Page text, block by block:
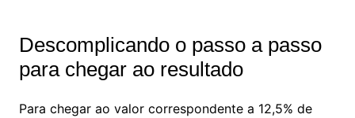
Descomplicando o passo a passo
para chegar ao resultado
Para chegar ao valor correspondente a 12,5% de